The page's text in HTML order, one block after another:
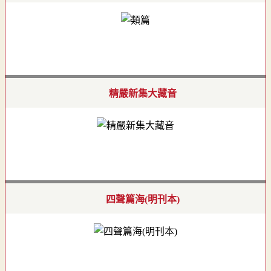
精嚴新集大藏音
四聲篇海(明刊本)